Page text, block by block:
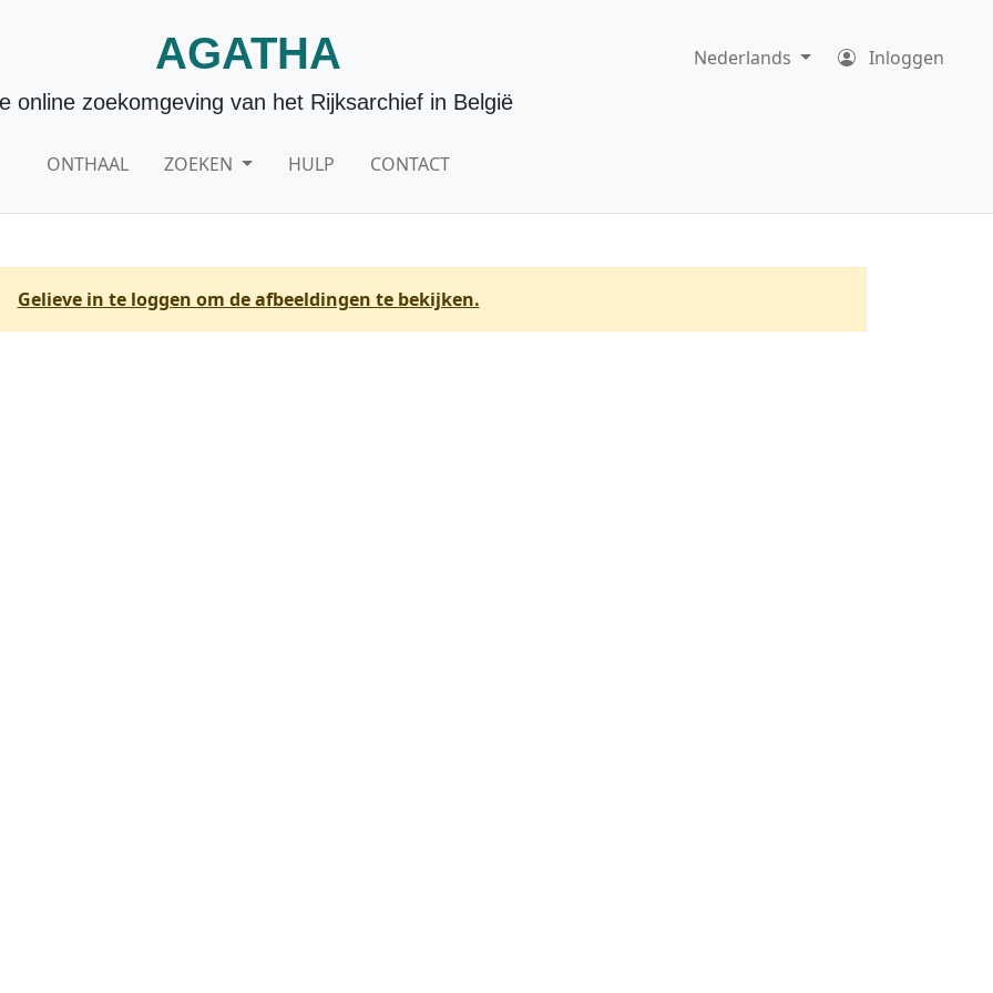
AGATHA
online zoekomgeving van het Rijksarchief in België
ONTHAAL ZOEKEN HULP CONTACT
Nederlands Inloggen
Gelieve in te loggen om de afbeeldingen te bekijken.